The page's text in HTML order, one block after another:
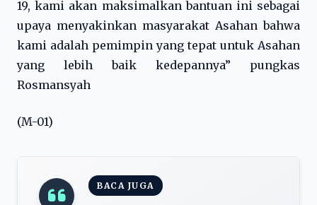
19, kami akan maksimalkan bantuan ini sebagai
upaya menyakinkan masyarakat Asahan bahwa
kami adalah pemimpin yang tepat untuk Asahan
yang lebih baik kedepannya” pungkas
Rosmansyah
(M-01)
BACA JUGA